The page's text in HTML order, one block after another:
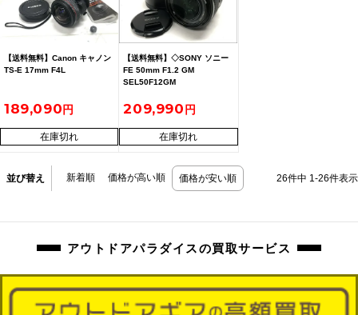
【送料無料】Canon キャノン
TS-E 17mm F4L
189,090
在庫切れ
【送料無料】◇SONY ソニー
FE 50mm F1.2 GM
SEL50F12GM
209,990
在庫切れ
並び替え 新着順 価格が高い順 価格が安い順 26件中 1-26件表示
アウトドアパラダイスの買取サービス